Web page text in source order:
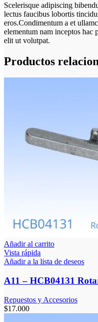
Scelerisque adipiscing
lectus faucibus lobortis
eros.Condimentum a et
elementum nam inceptos hac
elit ut volutpat.
Productos
Añadir al carrito
Vista rápida
Añadir a la lista de deseos
A11 – HCB04131
Repuestos y Accesorios
$17.000